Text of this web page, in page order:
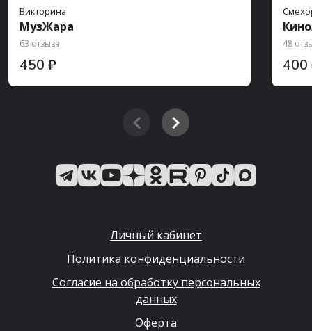
Викторина
МузЖара
63 отзыва
450 ₽
48
400
Личный кабинет
Политика конфиденциальности
Согласие на обработку персональных
данных
Оферта